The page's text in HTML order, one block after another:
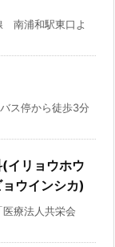
南浦和駅東口よ
ス停から徒歩3分
イリョウホウ
ウインシカ)
医療法人共栄会